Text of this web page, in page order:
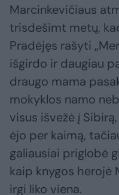
Marcinkevičiaus
trisdešimt metų,
Pradėjęs rašyti
išgirdo ir daugiau
draugo mama
mokyklos namo
visus išvežė į
ėjo per kaimą,
galiausiai priglobė
kaip knygos herojė
irgi liko viena.